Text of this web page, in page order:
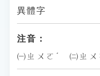
異體字
注音：
㈠ㄓㄨㄛˊ ㈡ㄓ